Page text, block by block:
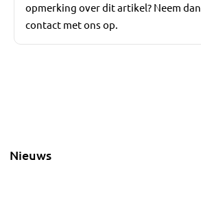
opmerking over dit artikel? Neem dan
contact met ons op.
Nieuws